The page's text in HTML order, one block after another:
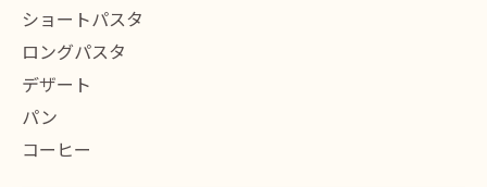
ショートパスタ
ロングパスタ
デザート
パン
コーヒー